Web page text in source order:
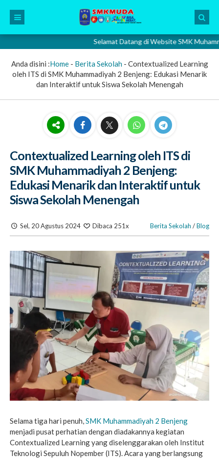
Selamat Datang di Website SMK
Anda disini :Home- Berita Sekolah- Contextualized Learning
oleh ITS di SMK Muhammadiyah 2 Benjeng: Edukasi Menarik
dan Interaktif untuk Siswa Sekolah Menengah
Contextualized Learning oleh ITS di
SMK Muhammadiyah 2 Benjeng:
Edukasi Menarik dan Interaktif untuk
Siswa Sekolah Menengah
Sel, 20 Agustus 2024 Dibaca 251x Berita Sekolah /Blog
Selama tiga hari penuh,SMK Muhammadiyah 2 Benjeng
menjadi pusat perhatian dengan diadakannya kegiatan
Contextualized Learning yang diselenggarakan oleh Institut
Teknologi Sepuluh Nopember (ITS). Acara yang berlangsung